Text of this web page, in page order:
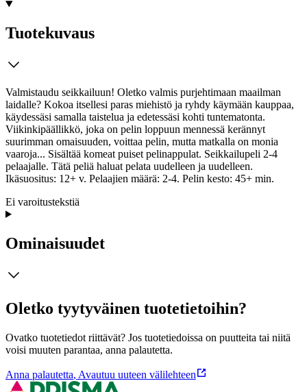
Tuotekuvaus
Valmistaudu seikkailuun! Oletko valmis purjehtimaan maailman
laidalle? Kokoa itsellesi paras miehistö ja ryhdy käymään kauppaa,
käydessäsi samalla taistelua ja edetessäsi kohti tuntematonta.
Viikinkipäällikkö, joka on pelin loppuun mennessä kerännyt
suurimman omaisuuden, voittaa pelin, mutta matkalla on monia
vaaroja... Sisältää komeat puiset pelinappulat. Seikkailupeli 2-4
pelaajalle. Tätä peliä haluat pelata uudelleen ja uudelleen.
Ikäsuositus: 12+ v. Pelaajien määrä: 2-4. Pelin kesto: 45+ min.
Ei varoitustekstiä
Ominaisuudet
Oletko tyytyväinen tuotetietoihin?
Ovatko tuotetiedot riittävät? Jos tuotetiedoissa on puutteita tai niitä
voisi muuten parantaa, anna palautetta.
Anna palautetta, Avautuu uuteen välilehteen